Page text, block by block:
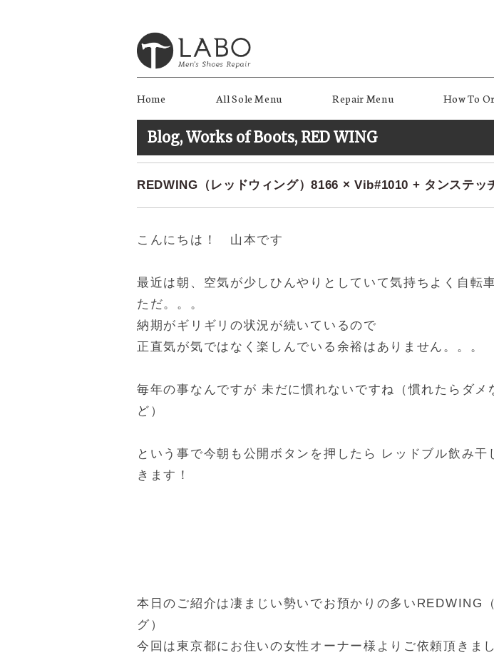
Home All Sole Menu Repair Menu How To
Blog, Works of Boots, RED WING
REDWING（レッドウィング）8166 × Vib#1010 + タンステッ
こんにちは！ 山本です
最近は朝、空気が少しひんやりとしていて気持ちよく自転
ただ。。。
納期がギリギリの状況が続いているので
正直気が気ではなく楽しんでいる余裕はありません。。。
毎年の事なんですが 未だに慣れないですね（慣れたらダメ
ど）
という事で今朝も公開ボタンを押したら レッドブル飲み干
きます！
本日のご紹介は凄まじい勢いでお預かりの多いREDWING
グ）
今回は東京都にお住いの女性オーナー様よりご依頼頂きま